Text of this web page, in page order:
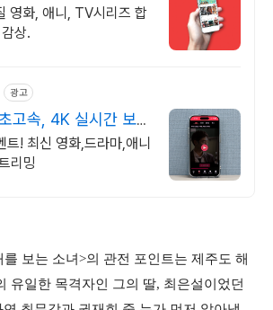
영화, 애니, TV시리즈 합
상.
광고
고속, 4K 실시간 보
! 최신 영화,드라마,애니
리밍
보는 소녀>의 관전 포인트는 제주도 해
유일한 목격자인 그의 딸, 최은설이었던